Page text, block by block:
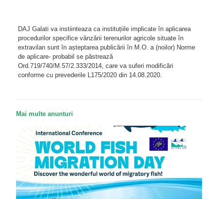
DAJ Galati va instiinteaza ca instituțiile implicate în aplicarea
procedurilor specifice vânzării terenurilor agricole situate în
extravilan sunt în așteptarea publicării în M.O. a (noilor) Norme
de aplicare- probabil se păstrează
Ord.719/740/M.57/2.333/2014, care va suferi modificări
conforme cu prevederile L175/2020 din 14.08.2020.
Mai multe anunturi